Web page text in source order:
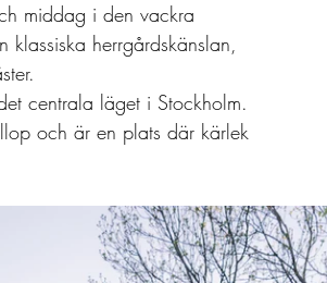
middag i den vackra
herrgårdskänslan,
centrala läget i Stockholm.
och är en plats där kärlek